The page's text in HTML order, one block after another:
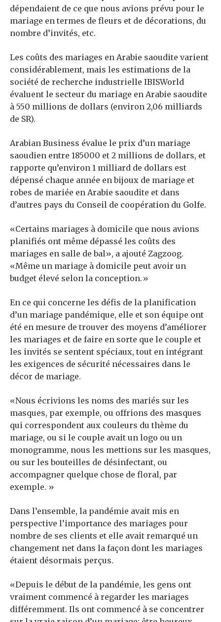
dépendaient de ce que nous avions prévu pour le
mariage en termes de fleurs et de décorations, du
nombre d’invités, etc.
Les coûts des mariages en Arabie saoudite varient
considérablement, mais les estimations de la
société de recherche industrielle IBISWorld
évaluent le secteur du mariage en Arabie saoudite
à 550 millions de dollars (environ 2,06 milliards
de SR).
Arabian Business évalue le prix d’un mariage
saoudien entre 185000 et 2 millions de dollars, et
rapporte qu’environ 1 milliard de dollars est
dépensé chaque année en bijoux de mariage et
robes de mariée en Arabie saoudite et dans
d’autres pays du Conseil de coopération du Golfe.
«Certains mariages à domicile que nous avions
planifiés ont même dépassé les coûts des
mariages en salle de bal», a ajouté Zagzoog.
«Même un mariage à domicile peut avoir un
budget élevé selon la conception.»
En ce qui concerne les défis de la planification
d’un mariage pandémique, elle et son équipe ont
été en mesure de trouver des moyens d’améliorer
les mariages et de faire en sorte que le couple et
les invités se sentent spéciaux, tout en intégrant
les exigences de sécurité nécessaires dans le
décor de mariage.
«Nous écrivions les noms des mariés sur les
masques, par exemple, ou offrions des masques
qui correspondent aux couleurs du thème du
mariage, ou si le couple avait un logo ou un
monogramme, nous les mettions sur les masques,
ou sur les bouteilles de désinfectant, ou
accompagner quelque chose de floral, par
exemple. »
Dans l’ensemble, la pandémie avait mis en
perspective l’importance des mariages pour
nombre de ses clients et elle avait remarqué un
changement net dans la façon dont les mariages
étaient désormais perçus.
«Depuis le début de la pandémie, les gens ont
vraiment commencé à regarder les mariages
différemment. Ils ont commencé à se concentrer